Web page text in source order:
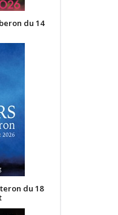
du 14
du 18